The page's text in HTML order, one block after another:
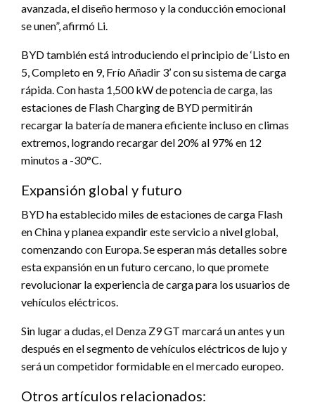
avanzada, el diseño hermoso y la conducción emocional
se unen”, afirmó Li.
BYD también está introduciendo el principio de ‘Listo en
5, Completo en 9, Frío Añadir 3’ con su sistema de carga
rápida. Con hasta 1,500 kW de potencia de carga, las
estaciones de Flash Charging de BYD permitirán
recargar la batería de manera eficiente incluso en climas
extremos, logrando recargar del 20% al 97% en 12
minutos a -30°C.
Expansión global y futuro
BYD ha establecido miles de estaciones de carga Flash
en China y planea expandir este servicio a nivel global,
comenzando con Europa. Se esperan más detalles sobre
esta expansión en un futuro cercano, lo que promete
revolucionar la experiencia de carga para los usuarios de
vehículos eléctricos.
Sin lugar a dudas, el Denza Z9 GT marcará un antes y un
después en el segmento de vehículos eléctricos de lujo y
será un competidor formidable en el mercado europeo.
Otros artículos relacionados: